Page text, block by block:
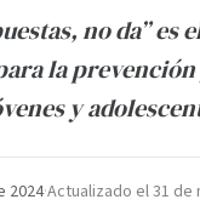
no da”
la
y
2024·Actualizado el31 de